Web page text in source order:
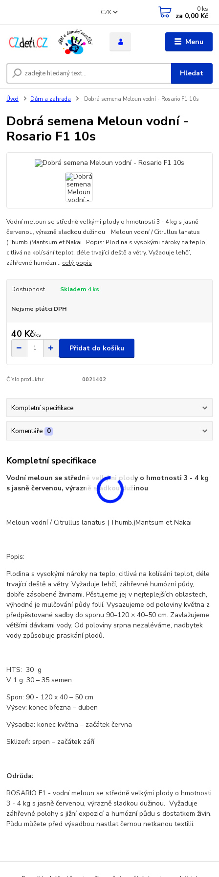
Menu
CZK
Hledat
0 ks
za 0,00 Kč
Úvod Dům a zahrada Dobrá semena Meloun vodní - Rosario F1 10s
Dobrá semena Meloun vodní -
Rosario F1 10s
Vodní meloun se středně velkými plody o hmotnosti 3 - 4 kg s jasně
červenou, výrazně sladkou dužinou Meloun vodní / Citrullus lanatus
(Thumb.)Mantsum et Nakai Popis: Plodina s vysokými nároky na teplo,
citlivá na kolísání teplot, déle trvající deště a větry. Vyžaduje lehčí,
záhřevné humózn... celý popis
Dostupnost Skladem 4 ks
Nejsme plátci DPH
40 Kč/ks
Přidat do košíku
Číslo produktu: 0021402
Kompletní specifikace
Komentáře 0
Kompletní specifikace
Vodní meloun se středně velkými plody o hmotnosti 3 - 4 kg
s jasně červenou, výrazně sladkou dužinou
Meloun vodní / Citrullus lanatus (Thumb.)Mantsum et Nakai
Popis:
Plodina s vysokými nároky na teplo, citlivá na kolísání teplot, déle
trvající deště a větry. Vyžaduje lehčí, záhřevné humózní půdy,
dobře zásobené živinami. Pěstujeme jej v nejteplejších oblastech,
výhodné je mulčování půdy folií. Vysazujeme od poloviny května z
předpěstované sadby do sponu 90–120 × 40–50 cm. Zavlažujeme
většími dávkami vody. Od poloviny srpna nezaléváme, nadbytek
vody způsobuje praskání plodů.
HTS: 30 g
V 1 g: 30 – 35 semen
Spon: 90 - 120 x 40 – 50 cm
Výsev: konec března – duben
Výsadba: konec května – začátek června
Sklizeň: srpen – začátek září
Odrůda:
ROSARIO F1 - vodní meloun se středně velkými plody o hmotnosti
3 - 4 kg s jasně červenou, výrazně sladkou dužinou. Vyžaduje
záhřevné polohy s jižní expozicí a humózní půdu s dostatkem živin.
Půdu můžete před výsadbou nastlat černou netkanou textilií.